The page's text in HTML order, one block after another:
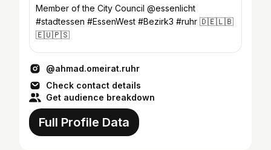
Member of the City Council @essenlicht
#stadtessen #EssenWest #Bezirk3 #ruhr 🇩🇪🇱🇧
🇪🇺🇵🇸
@ahmad.omeirat.ruhr
Check contact details
Get audience breakdown
Full Profile Data